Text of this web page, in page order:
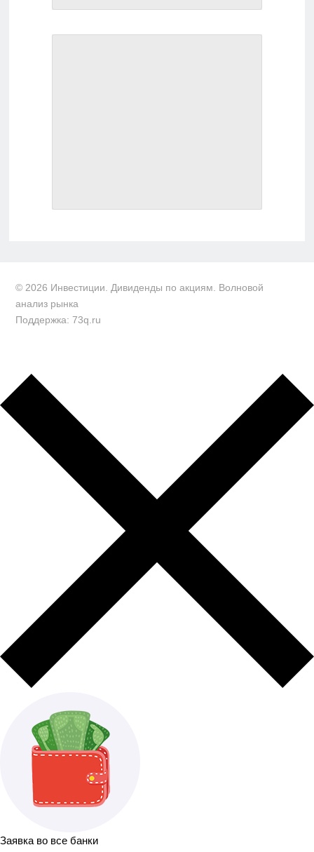
© 2026 Инвестиции. Дивиденды по акциям. Волновой
анализ рынка
Поддержка: 73q.ru
Заявка во все банки